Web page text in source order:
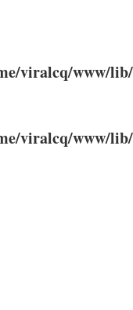
viralcq/www/
viralcq/www/